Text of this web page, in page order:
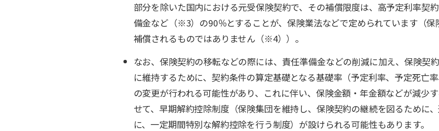
部分を除いた国内における元受保険契約で、その補償限度は、高予定利率契
備金など（※3）の90％とすることが、保険業法などで定められています（保
補償されるものではありません（※4））。
なお、保険契約の移転などの際には、責任準備金などの削減に加え、保険契
に維持するために、契約条件の算定基礎となる基礎率（予定利率、予定死亡率
の変更が行われる可能性があり、これに伴い、保険金額・年金額などが減少
せて、早期解約控除制度（保険集団を維持し、保険契約の継続を図るために
に、一定期間特別な解約控除を行う制度）が設けられる可能性もあります。